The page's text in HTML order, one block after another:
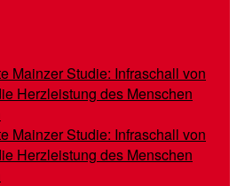
Mainzer Studie: Infraschall von
Herzleistung des Menschen
Mainzer Studie: Infraschall von
Herzleistung des Menschen